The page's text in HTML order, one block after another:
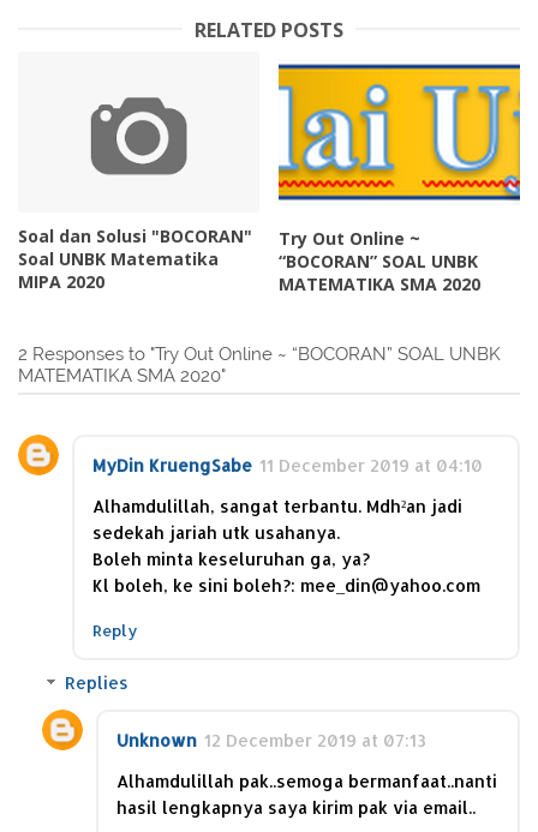
RELATED POSTS
Soal dan Solusi "BOCORAN"
Soal UNBK Matematika
MIPA 2020
Try Out Online ~
“BOCORAN” SOAL UNBK
MATEMATIKA SMA 2020
2 Responses to "Try Out Online ~ “BOCORAN” SOAL UNBK
MATEMATIKA SMA 2020"
MyDin KruengSabe 11 December 2019 at 04:10
Alhamdulillah, sangat terbantu. Mdh²an jadi
sedekah jariah utk usahanya.
Boleh minta keseluruhan ga, ya?
Kl boleh, ke sini boleh?: mee_din@yahoo.com
Reply
Replies
Unknown 12 December 2019 at 07:13
Alhamdulillah pak..semoga bermanfaat..nanti
hasil lengkapnya saya kirim pak via email..